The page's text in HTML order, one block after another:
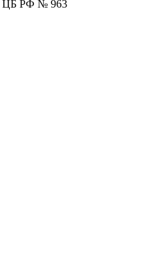
ЦБ РФ № 963